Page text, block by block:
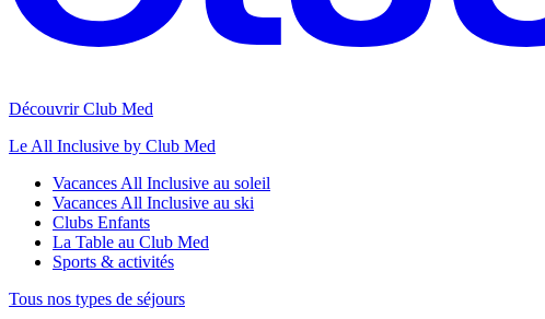
Découvrir Club Med
Le All Inclusive by Club Med
Vacances All Inclusive au soleil
Vacances All Inclusive au ski
Clubs Enfants
La Table au Club Med
Sports & activités
Tous nos types de séjours